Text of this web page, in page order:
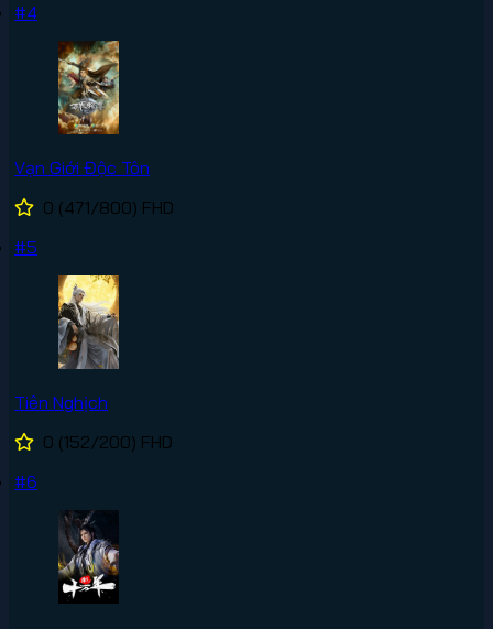
#4
Vạn Giới Độc Tôn
0 (471/800) FHD
#5
Tiên Nghịch
0 (152/200) FHD
#6